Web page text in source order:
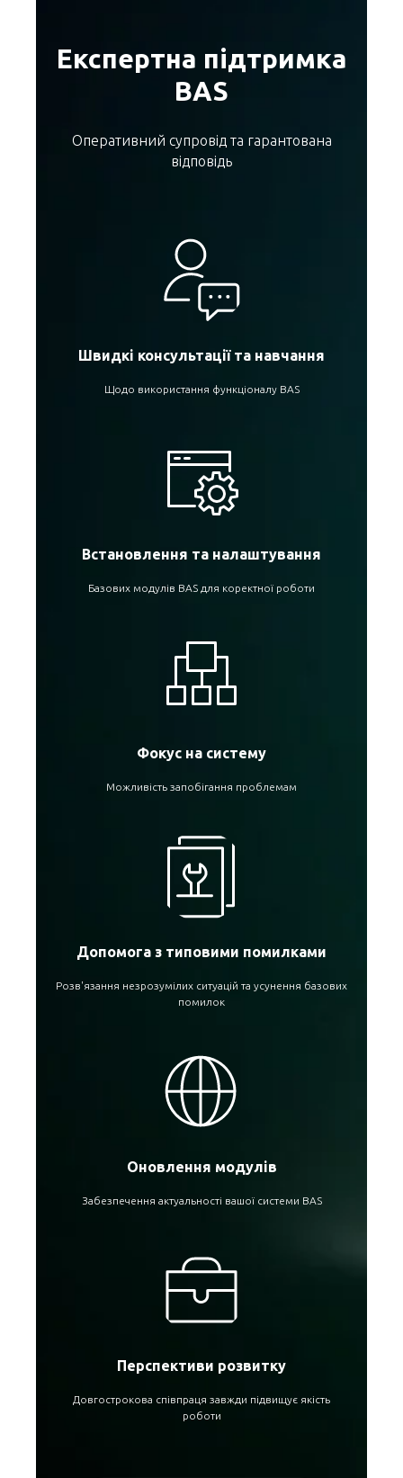
Експертна підтримка
BAS
Оперативний супровід та гарантована
відповідь
Швидкі консультації та навчання
Щодо використання функціоналу BAS
Встановлення та налаштування
Базових модулів BAS для коректної роботи
Фокус на систему
Можливість запобігання проблемам
Допомога з типовими помилками
Розв'язання незрозумілих ситуацій та усунення базових
помилок
Оновлення модулів
Забезпечення актуальності вашої системи BAS
Перспективи розвитку
Довгострокова співпраця завжди підвищує якість
роботи